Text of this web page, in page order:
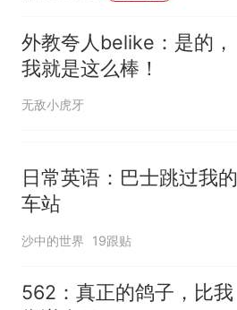
外教夸人belike：是的，
我就是这么棒！
无敌小虎牙
日常英语：巴士跳过我的
车站
沙中的世界 19跟贴
562：真正的鸽子，比我